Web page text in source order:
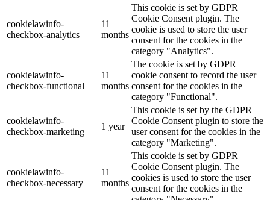
cookielawinfo-
checkbox-analytics
11
months
This cookie is set by GDPR
Cookie Consent plugin. The
cookie is used to store the user
consent for the cookies in the
category "Analytics".
cookielawinfo-
checkbox-functional
11
months
The cookie is set by GDPR
cookie consent to record the user
consent for the cookies in the
category "Functional".
cookielawinfo-
checkbox-marketing
1 year
This cookie is set by the GDPR
Cookie Consent plugin to store the
user consent for the cookies in the
category "Marketing".
cookielawinfo-
checkbox-necessary
11
months
This cookie is set by GDPR
Cookie Consent plugin. The
cookies is used to store the user
consent for the cookies in the